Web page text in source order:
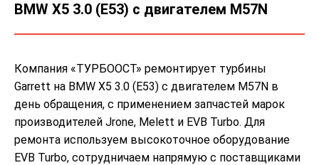
BMW X5 3.0 (E53) с двигателем M57N
Компания «ТУРБООСТ» ремонтирует турбины
Garrett на BMW X5 3.0 (E53) с двигателем M57N в
день обращения, с применением запчастей марок
производителей Jrone, Melett и EVB Turbo. Для
ремонта используем высокоточное оборудование
EVB Turbo, сотрудничаем напрямую с поставщиками